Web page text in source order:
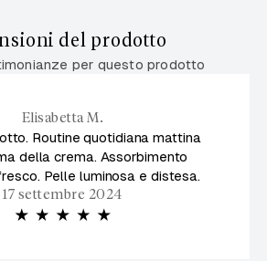
del prodotto
per questo prodotto
Elisabetta M.
Routine quotidiana mattina
della crema. Assorbimento
Pelle luminosa e distesa.
17 settembre 2024